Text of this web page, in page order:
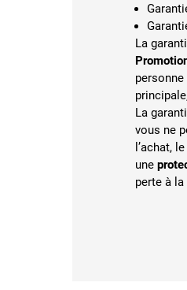
La
La
vous ne
l’achat, le
une
perte à la